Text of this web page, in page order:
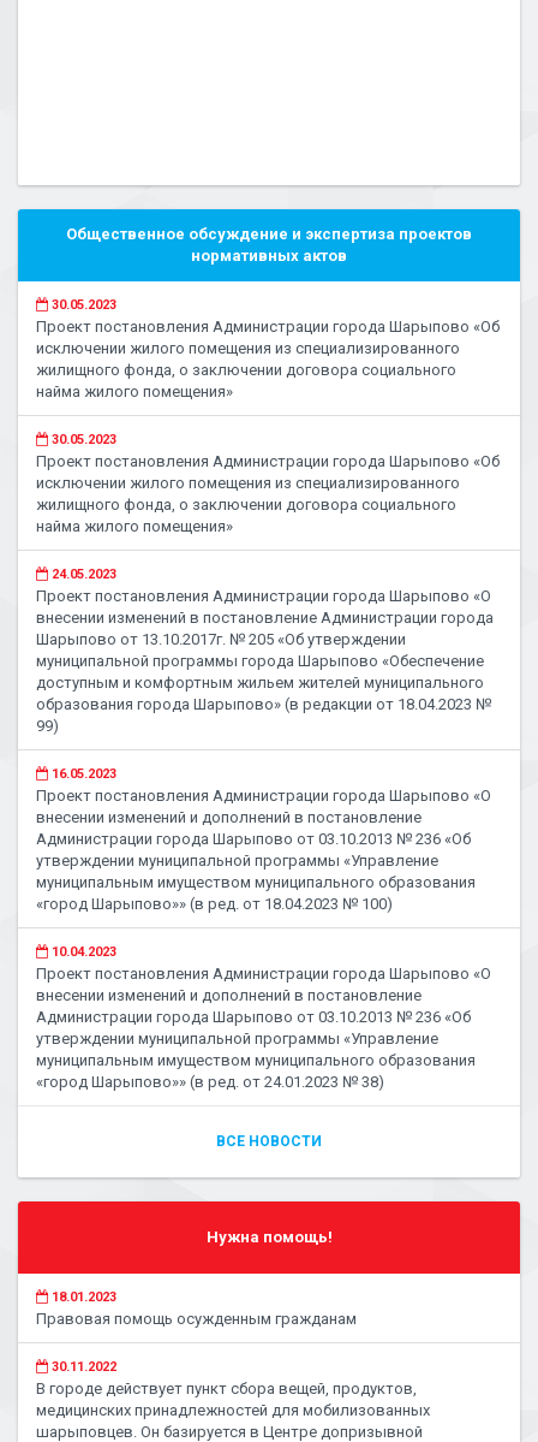
Общественное обсуждение и экспертиза проектов
нормативных актов
30.05.2023
Проект постановления Администрации города Шарыпово «Об
исключении жилого помещения из специализированного
жилищного фонда, о заключении договора социального
найма жилого помещения»
30.05.2023
Проект постановления Администрации города Шарыпово «Об
исключении жилого помещения из специализированного
жилищного фонда, о заключении договора социального
найма жилого помещения»
24.05.2023
Проект постановления Администрации города Шарыпово «О
внесении изменений в постановление Администрации города
Шарыпово от 13.10.2017г. № 205 «Об утверждении
муниципальной программы города Шарыпово «Обеспечение
доступным и комфортным жильем жителей муниципального
образования города Шарыпово» (в редакции от 18.04.2023 №
99)
16.05.2023
Проект постановления Администрации города Шарыпово «О
внесении изменений и дополнений в постановление
Администрации города Шарыпово от 03.10.2013 № 236 «Об
утверждении муниципальной программы «Управление
муниципальным имуществом муниципального образования
«город Шарыпово»» (в ред. от 18.04.2023 № 100)
10.04.2023
Проект постановления Администрации города Шарыпово «О
внесении изменений и дополнений в постановление
Администрации города Шарыпово от 03.10.2013 № 236 «Об
утверждении муниципальной программы «Управление
муниципальным имуществом муниципального образования
«город Шарыпово»» (в ред. от 24.01.2023 № 38)
ВСЕ НОВОСТИ
Нужна помощь!
18.01.2023
Правовая помощь осужденным гражданам
30.11.2022
В городе действует пункт сбора вещей, продуктов,
медицинских принадлежностей для мобилизованных
шарыповцев. Он базируется в Центре допризывной